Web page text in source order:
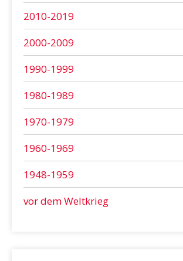
2010-2019
2000-2009
1990-1999
1980-1989
1970-1979
1960-1969
1948-1959
vor dem Weltkrieg